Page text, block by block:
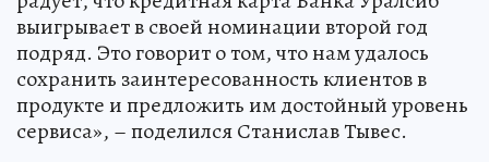
выигрывает в своей номинации второй год
подряд. Это говорит о том, что нам удалось
сохранить заинтересованность клиентов в
продукте и предложить им достойный уровень
сервиса», – поделился Станислав Тывес.